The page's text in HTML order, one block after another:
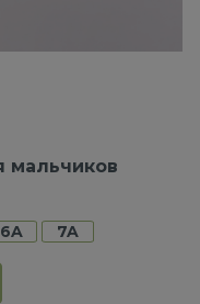
мальчиков
6A 7A